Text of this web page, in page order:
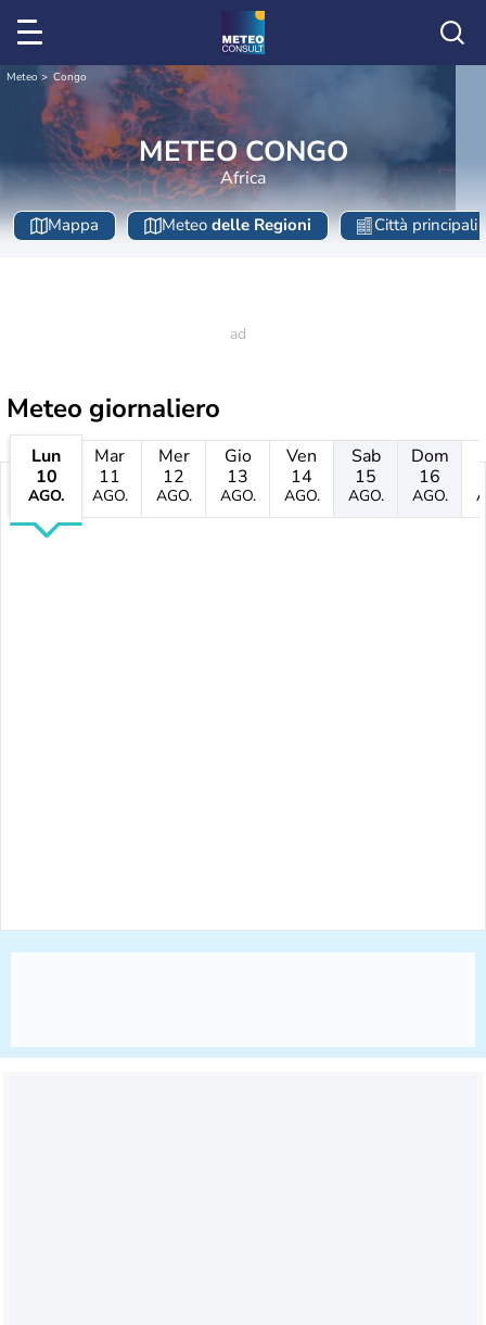
Meteo Congo
METEO CONGO
Africa
Mappa Meteo delle Regioni Città principali
Meteo giornaliero
Lun
10
AGO.
Mar
11
AGO.
Mer
12
AGO.
Gio
13
AGO.
Ven
14
AGO.
Sab
15
AGO.
Dom
16
AGO.